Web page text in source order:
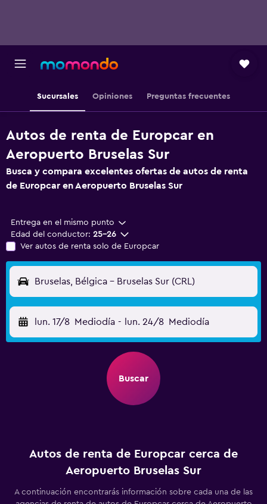
Sucursales Opiniones Preguntas frecuentes
Autos de renta de Europcar en
Aeropuerto Bruselas Sur
Busca y compara excelentes ofertas de autos de renta
de Europcar en Aeropuerto Bruselas Sur
Entrega en el mismo punto
Edad del conductor: 25-26
Ver autos de renta solo de Europcar
Bruselas, Bélgica - Bruselas Sur (CRL)
lun. 17/8 Mediodía - lun. 24/8 Mediodía
Buscar
Autos de renta de Europcar cerca de
Aeropuerto Bruselas Sur
A continuación encontrarás información sobre cada una de las